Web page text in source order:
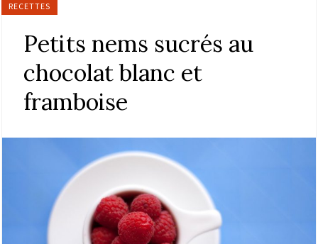
RECETTES
Petits nems sucrés au
chocolat blanc et
framboise